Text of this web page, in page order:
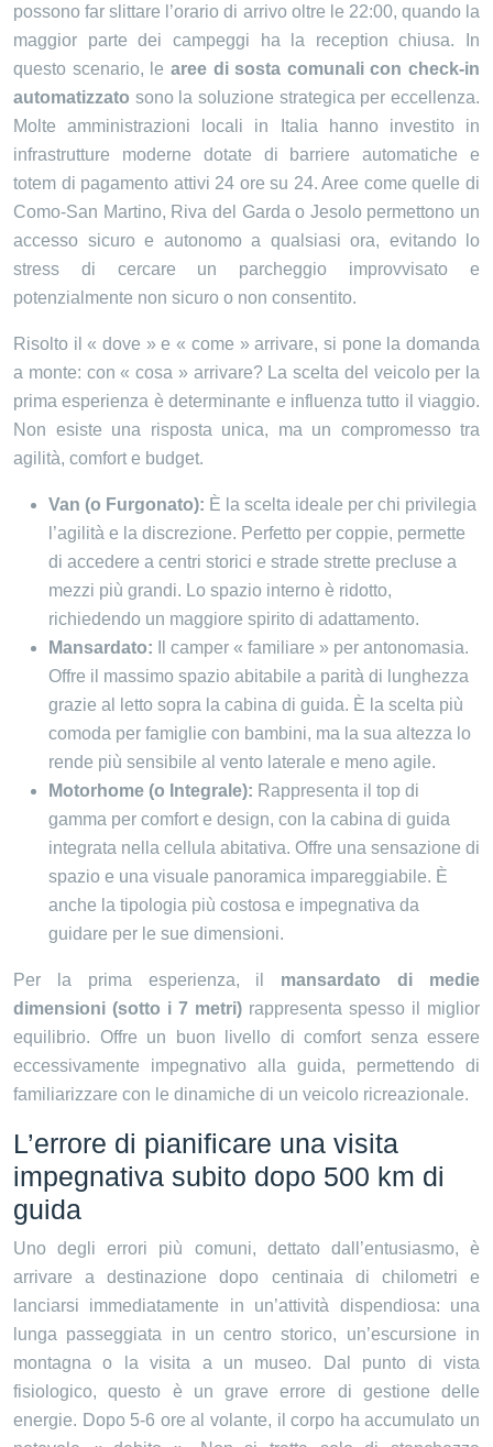
possono far slittare l’orario di arrivo oltre le 22:00, quando la
maggior parte dei campeggi ha la reception chiusa. In
questo scenario, le aree di sosta comunali con check-in
automatizzato sono la soluzione strategica per eccellenza.
Molte amministrazioni locali in Italia hanno investito in
infrastrutture moderne dotate di barriere automatiche e
totem di pagamento attivi 24 ore su 24. Aree come quelle di
Como-San Martino, Riva del Garda o Jesolo permettono un
accesso sicuro e autonomo a qualsiasi ora, evitando lo
stress di cercare un parcheggio improvvisato e
potenzialmente non sicuro o non consentito.
Risolto il « dove » e « come » arrivare, si pone la domanda
a monte: con « cosa » arrivare? La scelta del veicolo per la
prima esperienza è determinante e influenza tutto il viaggio.
Non esiste una risposta unica, ma un compromesso tra
agilità, comfort e budget.
Van (o Furgonato): È la scelta ideale per chi privilegia
l’agilità e la discrezione. Perfetto per coppie, permette
di accedere a centri storici e strade strette precluse a
mezzi più grandi. Lo spazio interno è ridotto,
richiedendo un maggiore spirito di adattamento.
Mansardato: Il camper « familiare » per antonomasia.
Offre il massimo spazio abitabile a parità di lunghezza
grazie al letto sopra la cabina di guida. È la scelta più
comoda per famiglie con bambini, ma la sua altezza lo
rende più sensibile al vento laterale e meno agile.
Motorhome (o Integrale): Rappresenta il top di
gamma per comfort e design, con la cabina di guida
integrata nella cellula abitativa. Offre una sensazione di
spazio e una visuale panoramica impareggiabile. È
anche la tipologia più costosa e impegnativa da
guidare per le sue dimensioni.
Per la prima esperienza, il mansardato di medie
dimensioni (sotto i 7 metri) rappresenta spesso il miglior
equilibrio. Offre un buon livello di comfort senza essere
eccessivamente impegnativo alla guida, permettendo di
familiarizzare con le dinamiche di un veicolo ricreazionale.
L’errore di pianificare una visita
impegnativa subito dopo 500 km di
guida
Uno degli errori più comuni, dettato dall’entusiasmo, è
arrivare a destinazione dopo centinaia di chilometri e
lanciarsi immediatamente in un’attività dispendiosa: una
lunga passeggiata in un centro storico, un’escursione in
montagna o la visita a un museo. Dal punto di vista
fisiologico, questo è un grave errore di gestione delle
energie. Dopo 5-6 ore al volante, il corpo ha accumulato un